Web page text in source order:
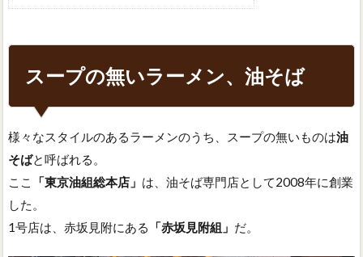
スープの無いラーメン、油そば
様々なスタイルのあるラーメンのうち、スープの無いものは油
そばと呼ばれる。
ここ
「東京油組総本店」 は、油そば専門店として2008年に創業
した。
1号店は、赤坂見附にある
「赤坂見附組」 だ。